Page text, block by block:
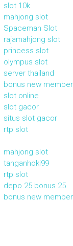
slot 10k
mahjong slot
Spaceman Slot
rajamahjong slot
princess slot
olympus slot
server thailand
bonus new
slot online
slot gacor
situs slot gacor
rtp slot
mahjong slot
tanganhoki99
rtp slot
depo 25 bonus 25
bonus new member